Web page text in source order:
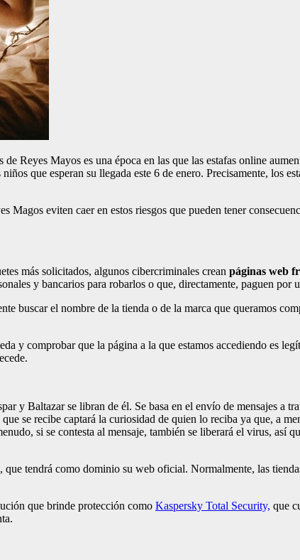
de Reyes Mayos es una época en las que las estafas online
que esperan su llegada este 6 de enero. Precisamente, los
eviten caer en estos riesgos que pueden tener
más solicitados, algunos cibercriminales crean páginas web
y bancarios para robarlos o que, directamente, paguen por
buscar el nombre de la tienda o de la marca que queramos
y comprobar que la página a la que estamos accediendo es
y Baltazar se libran de él. Se basa en el envío de mensajes a
se recibe captará la curiosidad de quien lo reciba ya que, a
si se contesta al mensaje, también se liberará el virus, así
, que tendrá como dominio su web oficial. Normalmente, las
que brinde protección como Kaspersky Total Security, que